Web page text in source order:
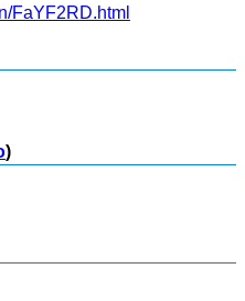
FaYF2RD.html
)